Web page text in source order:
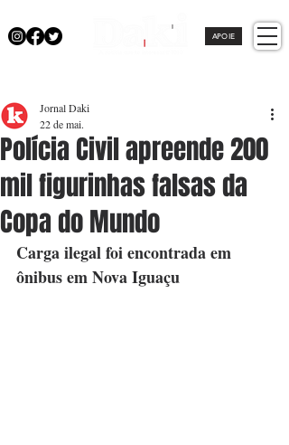
APOIE
Polícia Civil apreende 200
mil figurinhas falsas da
Copa do Mundo
Jornal Daki
22 de mai.
Carga ilegal foi encontrada em
ônibus em Nova Iguaçu